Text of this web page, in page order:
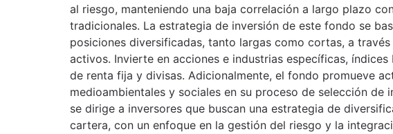
al riesgo, manteniendo una baja correlación a largo plazo
tradicionales. La estrategia de inversión de este fondo se
posiciones diversificadas, tanto largas como cortas, a
activos. Invierte en acciones e industrias específicas,
de renta fija y divisas. Adicionalmente, el fondo promueve
medioambientales y sociales en su proceso de selección de
se dirige a inversores que buscan una estrategia de
cartera, con un enfoque en la gestión del riesgo y la